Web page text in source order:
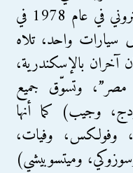
بحسب ما جاء على موقعها الإلكتروني في عام 1978 في
واحد، تلاه
آخران بالإسكندرية،
وتسوّق جميع
وجيب) كما أنها
وفولكس، وفيات،
وميتسوبيشي)